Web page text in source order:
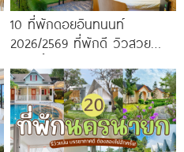
10 ที่พักดอยอินทนนท์
2026/2569 ที่พักดี วิวสวย